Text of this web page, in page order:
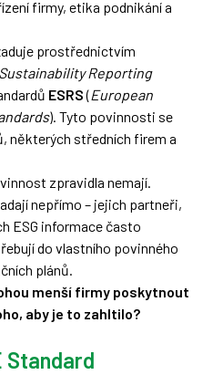
firmy, etika podnikání a
prostřednictvím
Reporting
ESRS(European
). Tyto povinnosti se
některých středních firem a
zpravidla nemají.
nepřímo – jejich partneři,
ESG informace často
do vlastního povinného
plánů.
menší firmy poskytnout
aby je to zahltilo?
Standard